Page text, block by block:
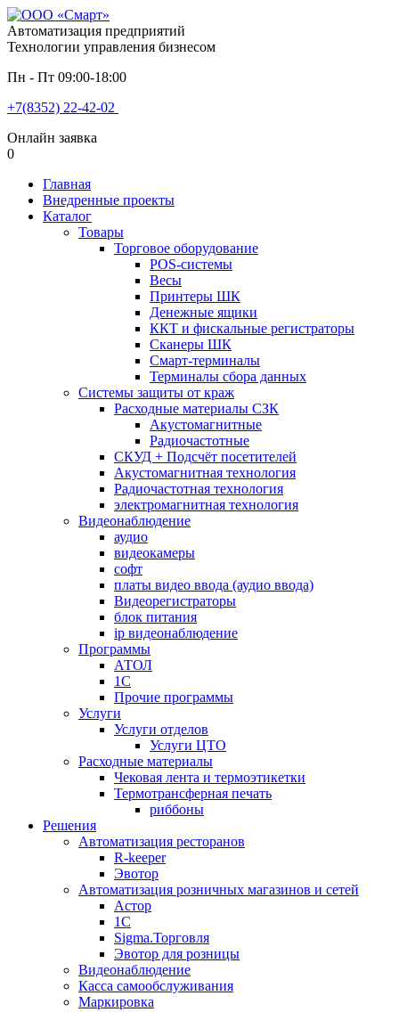
Автоматизация предприятий
Технологии управления бизнесом
Пн - Пт 09:00-18:00
+7(8352) 22-42-02
Онлайн заявка
0
Главная
Внедренные проекты
Каталог
Товары
Торговое оборудование
POS-системы
Весы
Принтеры ШК
Денежные ящики
ККТ и фискальные регистраторы
Сканеры ШК
Смарт-терминалы
Терминалы сбора данных
Системы защиты от краж
Расходные материалы СЗК
Акустомагнитные
Радиочастотные
СКУД + Подсчёт посетителей
Акустомагнитная технология
Радиочастотная технология
электромагнитная технология
Видеонаблюдение
аудио
видеокамеры
софт
платы видео ввода (аудио ввода)
Видеорегистраторы
блок питания
ip видеонаблюдение
Программы
АТОЛ
1С
Прочие программы
Услуги
Услуги отделов
Услуги ЦТО
Расходные материалы
Чековая лента и термоэтикетки
Термотрансферная печать
риббоны
Решения
Автоматизация ресторанов
R-keeper
Эвотор
Автоматизация розничных магазинов и сетей
Астор
1С
Sigma.Торговля
Эвотор для розницы
Видеонаблюдение
Касса самообслуживания
Маркировка